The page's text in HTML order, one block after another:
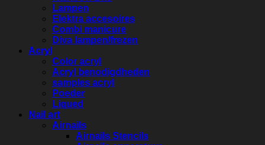
Lampen
Elektra accesoires
Combi manicure
Diva lampen/frezen
Acryl
Color acryl
Acryl benodigdheden
samples acryl
Poeder
Liqued
Nail art
Airnails
Airnails Stencils